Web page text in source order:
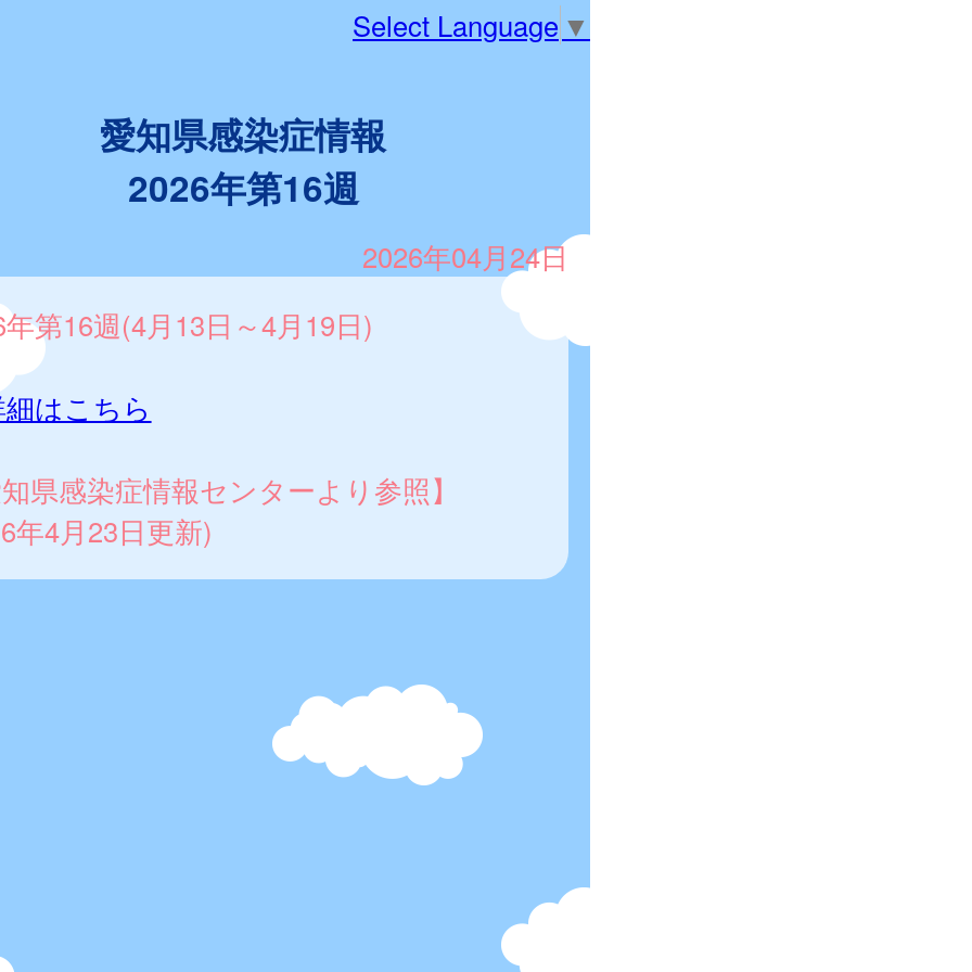
Select Language ▼
愛知県感染症情報
2026年第16週
2026年04月24日
第16週(4月13日～4月19日)
はこちら
県感染症情報センターより参照】
年4月23日更新)